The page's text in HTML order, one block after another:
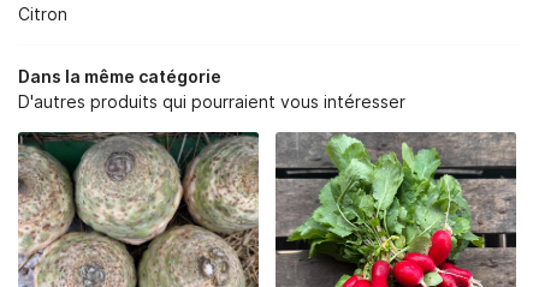
SAVOIR-FAIRE
BOUTIQUE
PHOTOS
AVIS
REJOIGNEZ-NOUS :
RESTEZ
Citron
Dans la même catégorie
D'autres produits qui pourraient vous intéresser